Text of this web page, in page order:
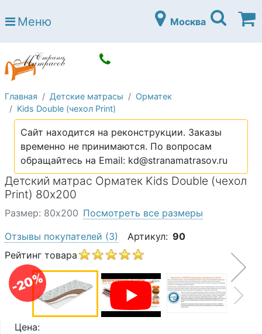
Страна матрасов
Open submenu (Матрасы)
Open submenu (Кровати)
Кровати
Open submenu (Аксессуары)
Open submenu (Диваны)
Диваны
Open submenu (Постельное белье)
Постельное белье
Open submenu (Мебель)
Мебель
Open submenu (Основания)
Основания
Open submenu (Детские матрасы)
Детские матрасы
Open submenu (Детские кровати)
Детские кровати
Open submenu (Шкафы)
Шкафы
О компании
Контакты
Доставка по городу
Меню Москва
Главная Детские матрасы
Орматек
Kids Double (чехол Print)
Сайт находится на реконструкции. Заказы
временно не принимаются. По вопросам
обращайтесь на Email: kd@stranamatrasov.ru
Детский матрас Орматек Kids Double (чехол
Print) 80х200
-20%
Размер: 80х200 Посмотреть все размеры
Отзывы покупателей (3) Артикул: 90
Рейтинг товара
Цена: